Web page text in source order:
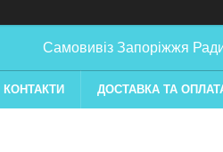
Самовивіз Запоріжжя
КОНТАКТИ ДОСТАВКА ТА